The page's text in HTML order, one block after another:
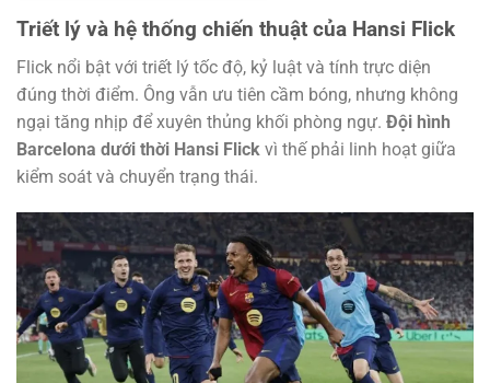
Triết lý và hệ thống chiến thuật của Hansi Flick
Flick nổi bật với triết lý tốc độ, kỷ luật và tính trực diện
đúng thời điểm. Ông vẫn ưu tiên cầm bóng, nhưng không
ngại tăng nhịp để xuyên thủng khối phòng ngự. Đội hình
Barcelona dưới thời Hansi Flick vì thế phải linh hoạt giữa
kiểm soát và chuyển trạng thái.